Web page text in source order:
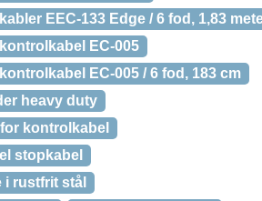
EEC-133 Edge / 6 fod, 1,83
EC-005
EC-005 / 6 fod, 183 cm
heavy duty
kontrolkabel
stopkabel
i rustfrit stål